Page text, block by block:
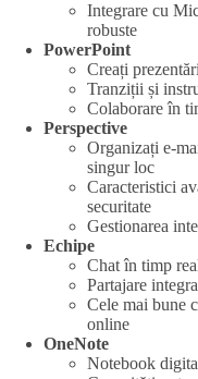
Integrare cu
robuste
PowerPoint
Creați
Tranziții și
Colaborare în
Perspective
Organizați e-
singur loc
Caracteristici
securitate
Gestionarea
Echipe
Chat în timp
Partajare
Cele mai bune
online
OneNote
Notebook